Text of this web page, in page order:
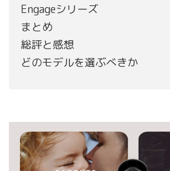
Engageシリーズ
まとめ
総評と感想
どのモデルを選ぶべきか